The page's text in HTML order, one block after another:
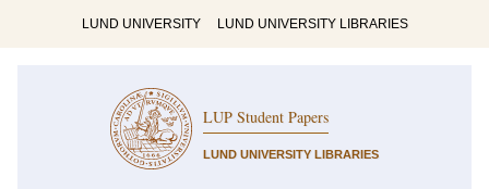
LUND UNIVERSITY LUND UNIVERSITY LIBRARIES
LUP Student Papers
LUND UNIVERSITY LIBRARIES